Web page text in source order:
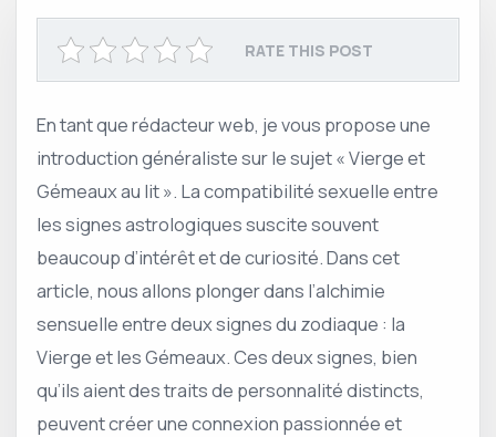
RATE THIS POST
En tant que rédacteur web, je vous propose une
introduction généraliste sur le sujet « Vierge et
Gémeaux au lit ». La compatibilité sexuelle entre
les signes astrologiques suscite souvent
beaucoup d’intérêt et de curiosité. Dans cet
article, nous allons plonger dans l’alchimie
sensuelle entre deux signes du zodiaque : la
Vierge et les Gémeaux. Ces deux signes, bien
qu’ils aient des traits de personnalité distincts,
peuvent créer une connexion passionnée et